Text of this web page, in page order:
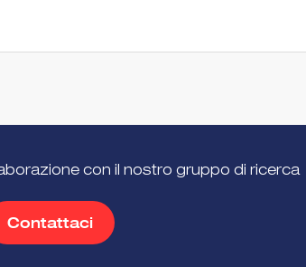
con il nostro gruppo di ricerca
Contattaci